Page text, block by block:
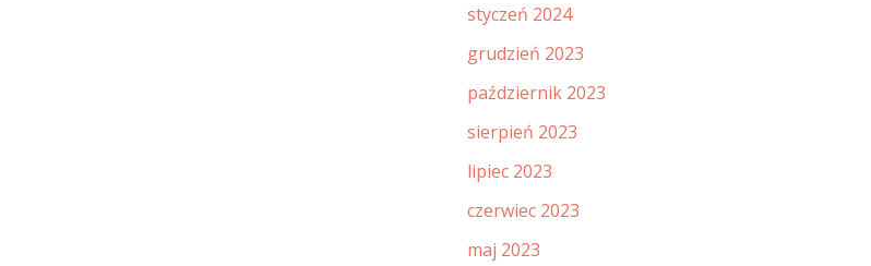
styczeń 2024
grudzień 2023
październik 2023
sierpień 2023
lipiec 2023
czerwiec 2023
maj 2023